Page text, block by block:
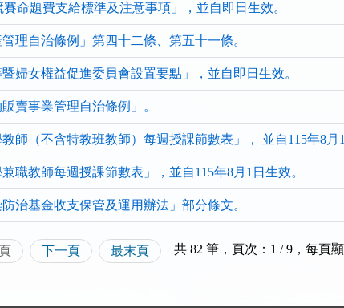
命題費支給標準及注意事項」，並自即日生效。
理自治條例」第四十二條、第五十一條。
婦女權益促進委員會設置要點」，並自即日生效。
賣事業管理自治條例」。
師（不含特教班教師）每週授課節數表」， 並自115年8月1
職教師每週授課節數表」，並自115年8月1日生效。
治基金收支保管及運用辦法」部分條文。
下一頁 最末頁 共 82 筆，頁次：1 / 9， 每頁